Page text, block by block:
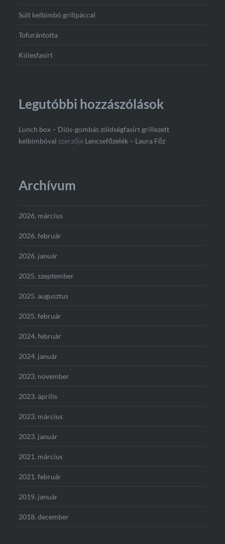
Sült kelbimbó grillpáccal
Tofurántotta
Kölesfasírt
Legutóbbi hozzászólások
Lunch box – Diós-gombás zöldségfasírt grillezett
kelbimbóval szerzője Lencsefőzelék – Laura Főz
Archívum
2026. március
2026. február
2026. január
2025. szeptember
2025. augusztus
2025. február
2024. február
2024. január
2023. november
2023. április
2023. március
2023. január
2021. március
2021. február
2019. január
2018. december